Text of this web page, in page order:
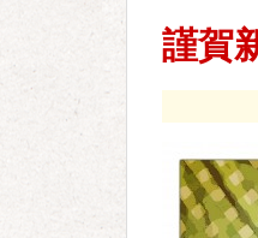
謹賀